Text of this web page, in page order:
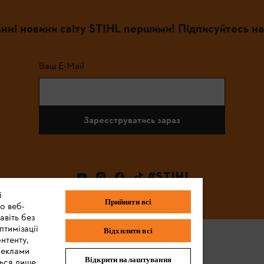
новини світу STIHL першими! Підписуйтесь
Ваш E-Mail
Зареєструватись зараз
#STIHL
веб-
без
Прийняти всі
Відхилити всі
Відкрити налаштування